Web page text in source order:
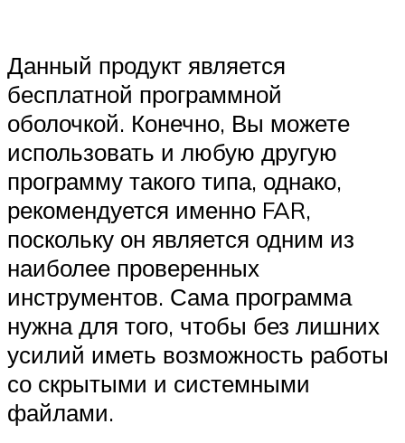
Данный продукт является
бесплатной программной
оболочкой. Конечно, Вы можете
использовать и любую другую
программу такого типа, однако,
рекомендуется именно FAR,
поскольку он является одним из
наиболее проверенных
инструментов. Сама программа
нужна для того, чтобы без лишних
усилий иметь возможность работы
со скрытыми и системными
файлами.